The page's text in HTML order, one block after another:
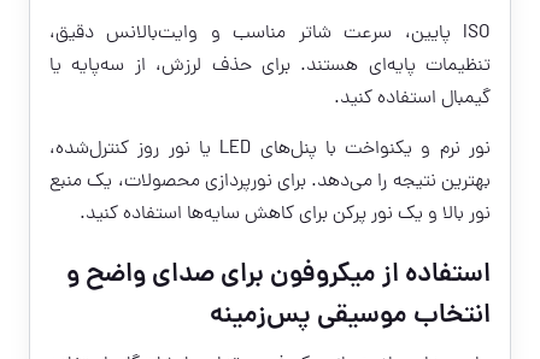
ISO پایین، سرعت شاتر مناسب و وایت‌بالانس دقیق،
تنظیمات پایه‌ای هستند. برای حذف لرزش، از سه‌پایه یا
گیمبال استفاده کنید.
نور نرم و یکنواخت با پنل‌های LED یا نور روز کنترل‌شده،
بهترین نتیجه را می‌دهد. برای نورپردازی محصولات، یک منبع
نور بالا و یک نور پرکن برای کاهش سایه‌ها استفاده کنید.
استفاده از میکروفون برای صدای واضح و
انتخاب موسیقی پس‌زمینه